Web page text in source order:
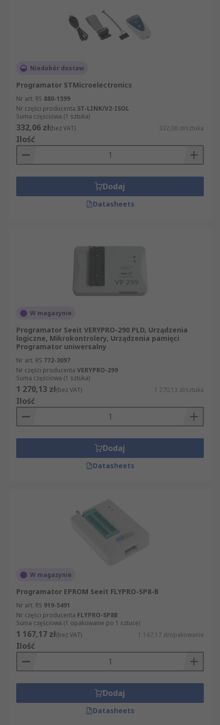
Do czego służą programatory układów
potrzebę stosowania przełączników
one wiele zastosowań elektronicznych i
przemysłowych, takich jak sterowanie mocą
silnika pojazdu i doprowadzaniem paliwa.
Niedobór dostaw
Programator STMicroelectronics
Nr art. RS 880-1599
Nr części producenta ST-LINK/V2-ISOL
Suma częściowa (1 sztuka)
332,06 zł(bez VAT) 332,06 zł/sztuka
Ilość
Dodaj
Datasheets
W magazynie
Programator Seeit VERYPRO-290 PLD, Urządzenia
logiczne, Mikrokontrolery, Urządzenia pamięci
Programator uniwersalny
Nr art. RS 772-3097
Nr części producenta VERYPRO-299
Suma częściowa (1 sztuka)
1 270,13 zł(bez VAT) 1 270,13 zł/sztuka
Ilość
Dodaj
Datasheets
W magazynie
Programator EPROM Seeit FLYPRO-SP8-B
Nr art. RS 919-5491
Nr części producenta FLYPRO-SP8B
Suma częściowa (1 opakowanie po 1 sztuce)
1 167,17 zł(bez VAT) 1 167,17 zł/opakowanie
Ilość
Dodaj
Datasheets